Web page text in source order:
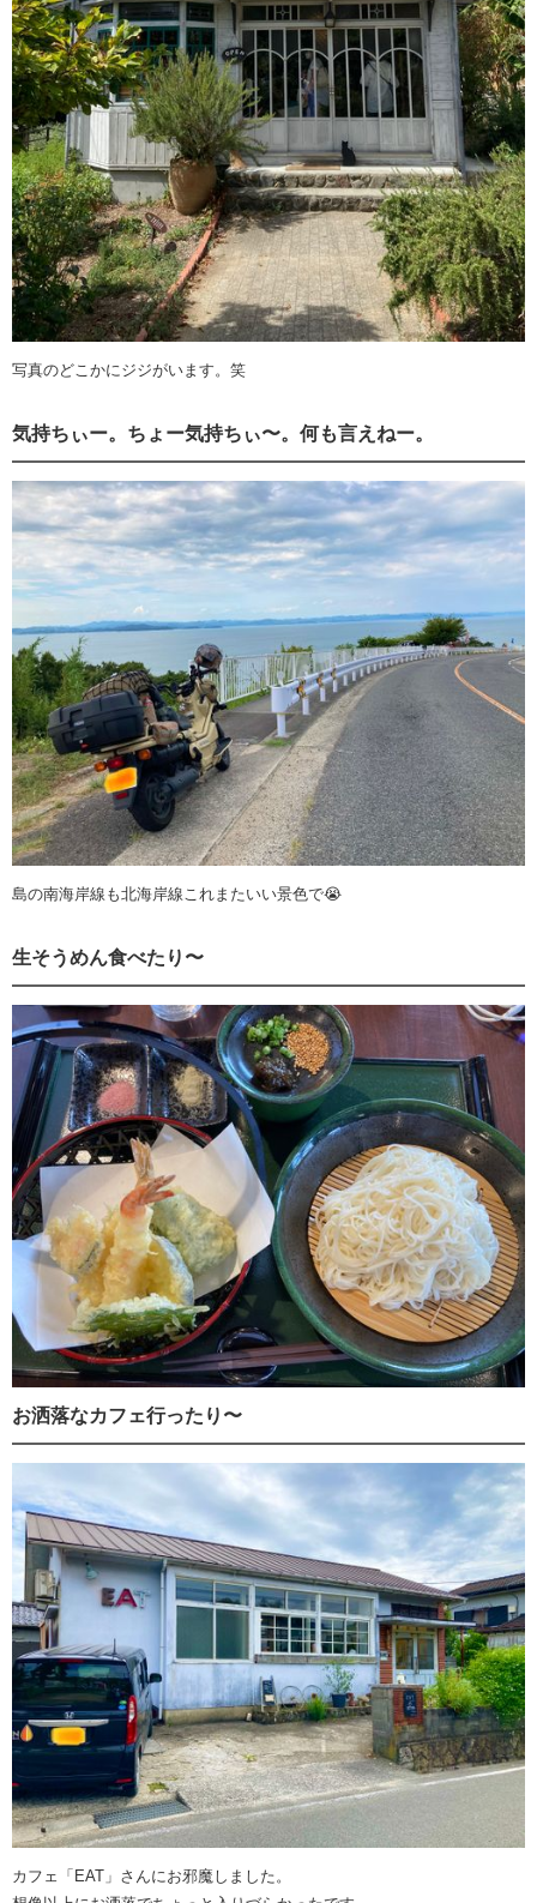
写真のどこかにジジがいます。笑
気持ちぃー。ちょー気持ちぃ〜。何も言えねー。
島の南海岸線も北海岸線これまたいい景色で😭
生そうめん食べたり〜
お洒落なカフェ行ったり〜
カフェ「EAT」さんにお邪魔しました。